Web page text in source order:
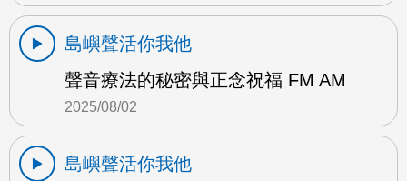
島嶼聲活你我他
聲音療法的秘密與正念祝福 FM AM
2025/08/02
島嶼聲活你我他